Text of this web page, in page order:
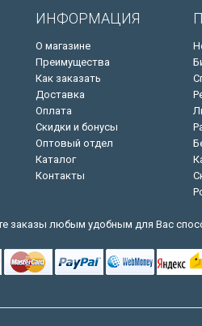
ИНФОРМАЦИЯ
О магазине
Преимущества
Как заказать
Доставка
Оплата
Скидки и бонусы
Оптовый отдел
Каталог
Контакты
заказы любым удобным для Вас